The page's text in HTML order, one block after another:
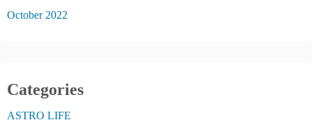
October 2022
Categories
ASTRO LIFE